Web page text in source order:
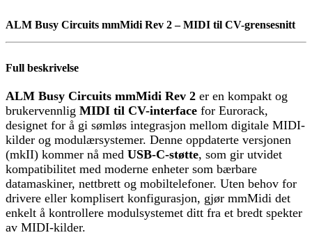
ALM Busy Circuits mmMidi Rev 2 – MIDI til CV-grensesnitt
Full beskrivelse
ALM Busy Circuits mmMidi Rev 2 er en kompakt og
brukervennlig MIDI til CV-interface for Eurorack,
designet for å gi sømløs integrasjon mellom digitale MIDI-
kilder og modulærsystemer. Denne oppdaterte versjonen
(mkII) kommer nå med USB-C-støtte, som gir utvidet
kompatibilitet med moderne enheter som bærbare
datamaskiner, nettbrett og mobiltelefoner. Uten behov for
drivere eller komplisert konfigurasjon, gjør mmMidi det
enkelt å kontrollere modulsystemet ditt fra et bredt spekter
av MIDI-kilder.